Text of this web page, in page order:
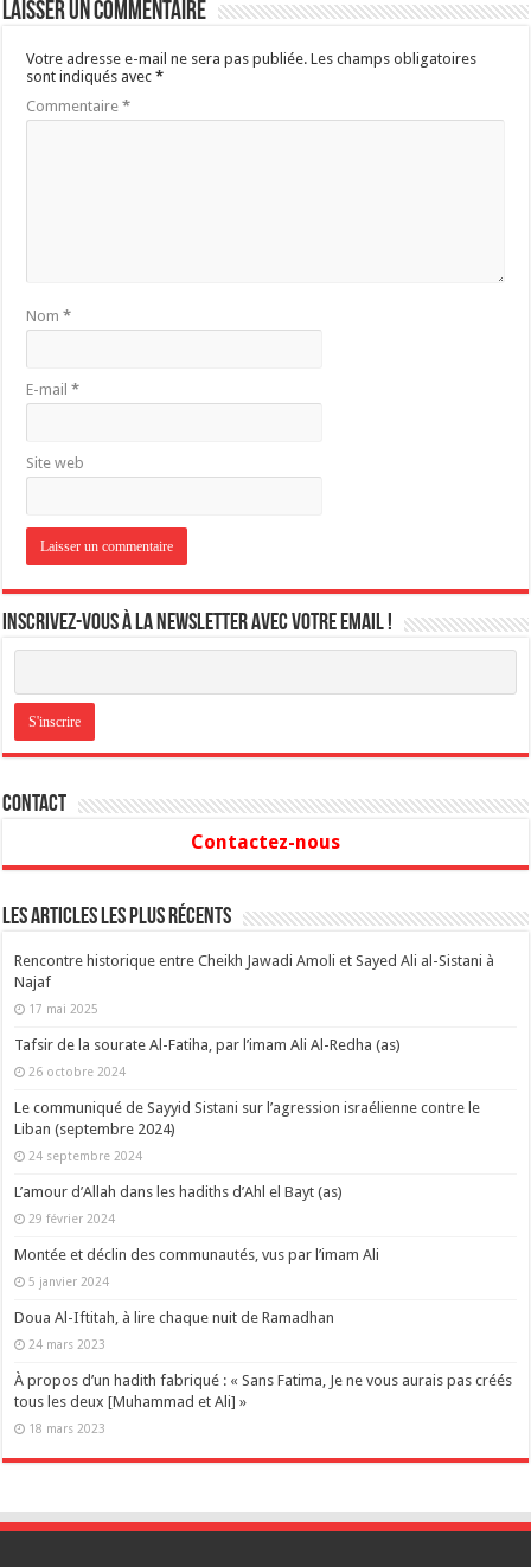
Laisser un commentaire
Votre adresse e-mail ne sera pas publiée. Les champs obligatoires
sont indiqués avec*
Commentaire*
Nom*
E-mail*
Site web
Inscrivez-vous à la newsletter avec votre email !
Contact
Contactez-nous
Les articles les plus récents
Rencontre historique entre Cheikh Jawadi Amoli et Sayed Ali al-Sistani à
Najaf
17 mai 2025
Tafsir de la sourate Al-Fatiha, par l’imam Ali Al-Redha (as)
26 octobre 2024
Le communiqué de Sayyid Sistani sur l’agression israélienne contre le
Liban (septembre 2024)
24 septembre 2024
L’amour d’Allah dans les hadiths d’Ahl el Bayt (as)
29 février 2024
Montée et déclin des communautés, vus par l’imam Ali
5 janvier 2024
Doua Al-Iftitah, à lire chaque nuit de Ramadhan
24 mars 2023
À propos d’un hadith fabriqué : « Sans Fatima, Je ne vous aurais pas créés
tous les deux [Muhammad et Ali] »
18 mars 2023